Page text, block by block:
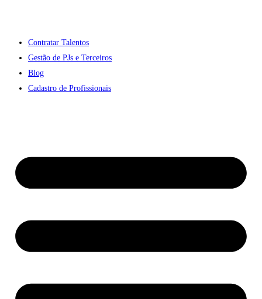
Contratar Talentos
Gestão de PJs e Terceiros
Blog
Cadastro de Profissionais